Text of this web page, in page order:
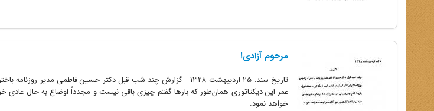
مرحوم آزادی!
تاریخ سند: ۲۵ اردیبهشت ۱۳۲۸ گزارش چند شب قبل دکتر حسین فاطمی مدیر
عمر این دیکتاتوری همان‌طور که بارها گفتم چیزی باقی نیست و مجدداً اوضاع به حال
خواهد نمود.